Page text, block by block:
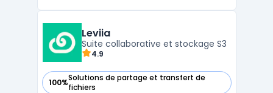
de données et améliorer la cyber-résilience
des entrepr ...
Leviia
Suite collaborative et stockage S3
4.9
100%Solutions de partage et transfert de
fichiers
— voir Leviia dans cette catégorie